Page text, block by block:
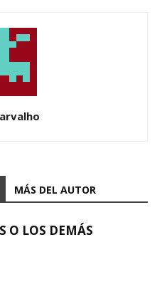
MÁS DEL AUTOR
O LOS DEMÁS